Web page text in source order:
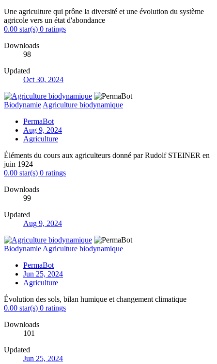
Une agriculture qui prône la diversité et une évolution du système
agricole vers un état d'abondance
0.00 star(s) 0 ratings
Downloads
98
Updated
Oct 30, 2024
Biodynamie Agriculture biodynamique
PermaBot
Aug 9, 2024
Agriculture
Éléments du cours aux agriculteurs donné par Rudolf STEINER en
juin 1924
0.00 star(s) 0 ratings
Downloads
99
Updated
Aug 9, 2024
Biodynamie Agriculture biodynamique
PermaBot
Jun 25, 2024
Agriculture
Évolution des sols, bilan humique et changement climatique
0.00 star(s) 0 ratings
Downloads
101
Updated
Jun 25, 2024